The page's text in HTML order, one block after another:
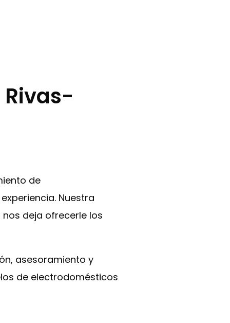
Rivas-
de
Nuestra
deja ofrecerle los
asesoramiento y
de electrodomésticos